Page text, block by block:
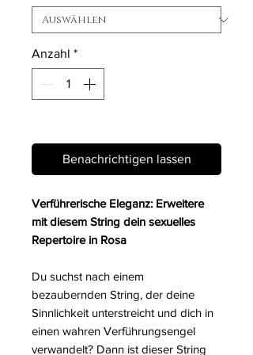
Anzahl *
Benachrichtigen lassen
Verführerische Eleganz: Erweitere
mit diesem String dein sexuelles
Repertoire in Rosa
Du suchst nach einem
bezaubernden String, der deine
Sinnlichkeit unterstreicht und dich in
einen wahren Verführungsengel
verwandelt? Dann ist dieser String